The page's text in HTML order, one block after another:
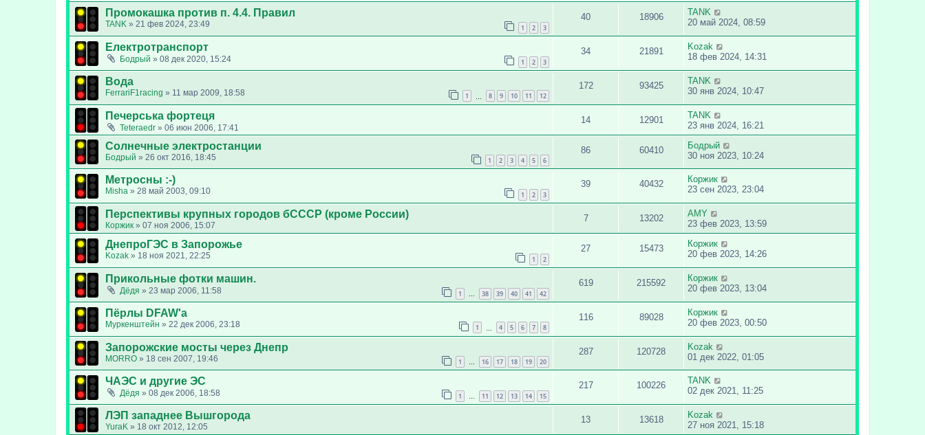
Промокашка против п. 4.4. Правил
TANK » 21 фев 2024, 23:49 1 2 3
40 18906
TANK
20 май 2024, 08:59
Електротранспорт
Бодрый » 08 дек 2020, 15:24 1 2 3
34 21891
Kozak
18 фев 2024, 14:31
Вода
FerrariF1racing » 11 мар 2009, 18:58 1 8 9 10 11 12
172 93425
TANK
30 янв 2024, 10:47
Печерська фортеця
Teteraedr » 06 июн 2006, 17:41
14 12901
TANK
23 янв 2024, 16:21
Солнечные электростанции
Бодрый » 26 окт 2016, 18:45 1 2 3 4 5 6
86 60410
Бодрый
30 ноя 2023, 10:24
Метросны :-)
Misha » 28 май 2003, 09:10 1 2 3
39 40432
Коржик
23 сен 2023, 23:04
Перспективы крупных городов бСССР (кроме России)
Коржик » 07 ноя 2006, 15:07
7 13202
AMY
23 фев 2023, 13:59
ДнепроГЭС в Запорожье
Kozak » 18 ноя 2021, 22:25 1 2
27 15473
Коржик
20 фев 2023, 14:26
Прикольные фотки машин.
Дёдя » 23 мар 2006, 11:58 1 38 39 40 41 42
619 215592
Коржик
20 фев 2023, 13:04
Пёрлы DFAW'а
Муркенштейн » 22 дек 2006, 23:18 1 4 5 6 7 8
116 89028
Коржик
20 фев 2023, 00:50
Запорожские мосты через Днепр
MORRO » 18 сен 2007, 19:46 1 … 16 17 18 19 20
287 120728
Kozak
01 дек 2022, 01:05
ЧАЭС и другие ЭС
Дёдя » 08 дек 2006, 18:58 1 … 11 12 13 14 15
217 100226
TANK
02 дек 2021, 11:25
ЛЭП западнее Вышгорода
YuraK » 18 окт 2012, 12:05
13 13618
Kozak
27 ноя 2021, 15:18